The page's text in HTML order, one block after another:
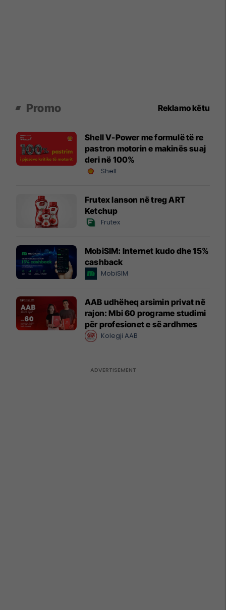
Promo Reklamo këtu
Shell V-Power me formulë të re
pastron motorin e makinës suaj
deri në 100%
Shell
Frutex lanson në treg ART
Ketchup
Frutex
MobiSIM: Internet kudo dhe 15%
cashback
MobiSIM
AAB udhëheq arsimin privat në
rajon: Mbi 60 programe studimi
për profesionet e së ardhmes
Kolegji AAB